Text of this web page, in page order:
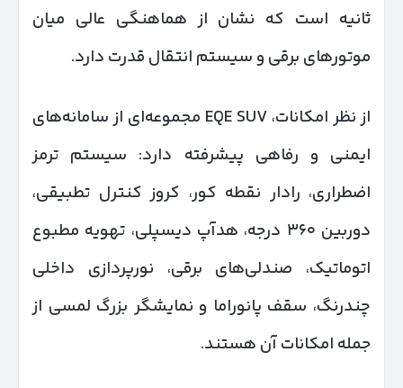
ثانیه است که نشان از هماهنگی عالی میان
موتورهای برقی و سیستم انتقال قدرت دارد.
از نظر امکانات، EQE SUV مجموعه‌ای از سامانه‌های
ایمنی و رفاهی پیشرفته دارد: سیستم ترمز
اضطراری، رادار نقطه کور، کروز کنترل تطبیقی،
دوربین ۳۶۰ درجه، هدآپ دیسپلی، تهویه مطبوع
اتوماتیک، صندلی‌های برقی، نورپردازی داخلی
چندرنگ، سقف پانوراما و نمایشگر بزرگ لمسی از
جمله امکانات آن هستند.